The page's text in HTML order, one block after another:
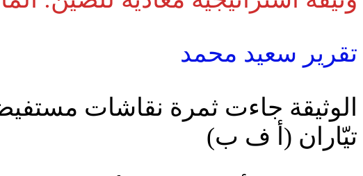
تقرير سعيد محمد
الوثيقة جاءت ثمرة نقاشات
تيّاران (أ ف ب)